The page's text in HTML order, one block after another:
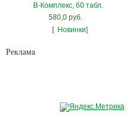
В-Комплекс, 60 табл.
580,0 руб.
[ Новинки]
Рекламa